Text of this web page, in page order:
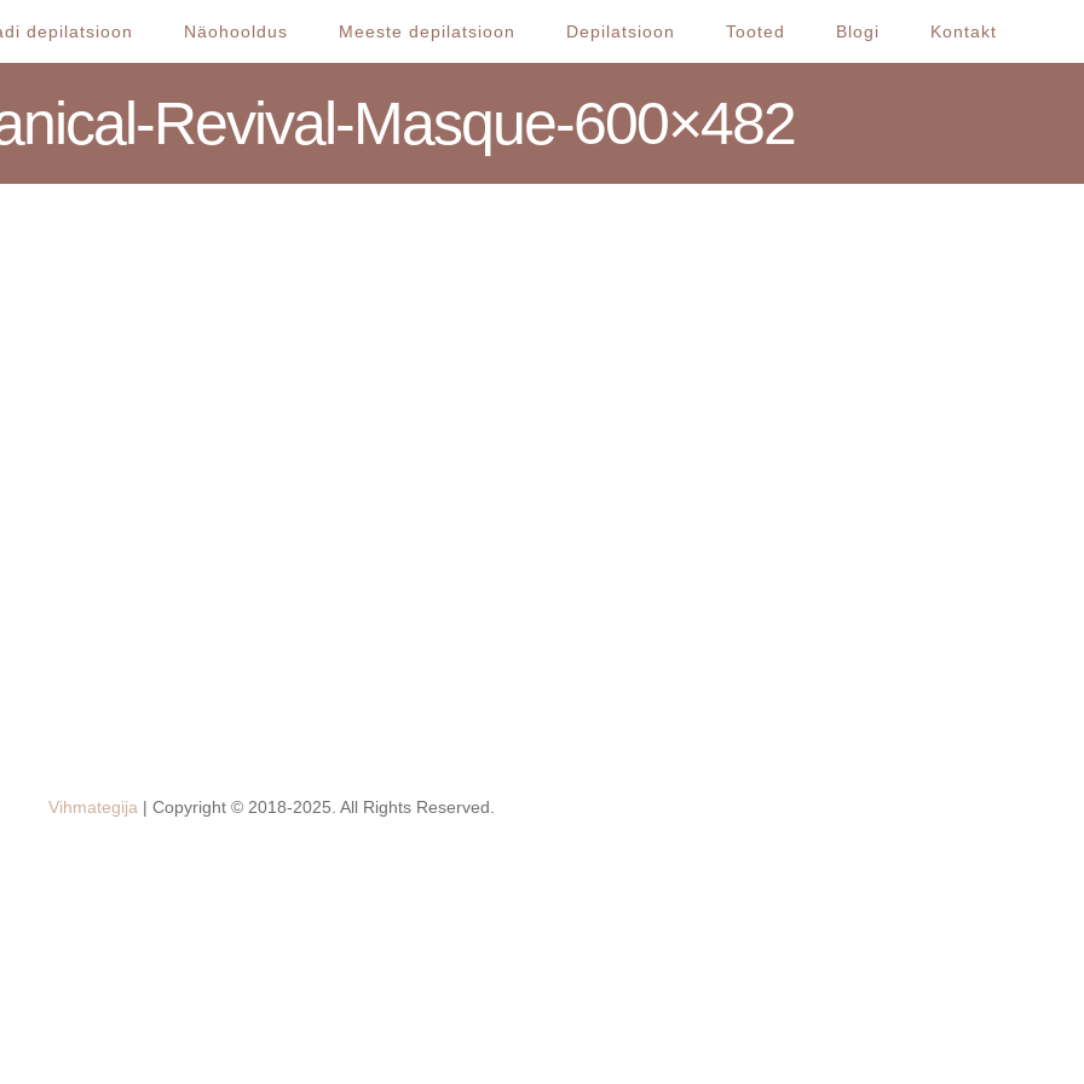
depilatsioon Näohooldus Meeste depilatsioon Depilatsioon Tooted Blogi Kontakt
Revival-Masque-600×482
Vihmategija | Copyright © 2018-2025. All Rights Reserved.